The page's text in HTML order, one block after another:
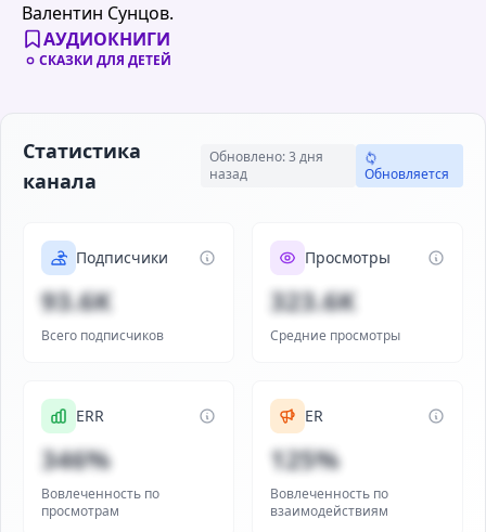
Валентин Сунцов.
АУДИОКНИГИ
СКАЗКИ ДЛЯ ДЕТЕЙ
Статистика
канала
Обновлено: 3 дня
назад
Обновляется
Подписчики
93.6K
Всего подписчиков
Просмотры
323.6K
Средние просмотры
ERR
346%
Вовлеченность по
просмотрам
ER
125%
Вовлеченность по
взаимодействиям